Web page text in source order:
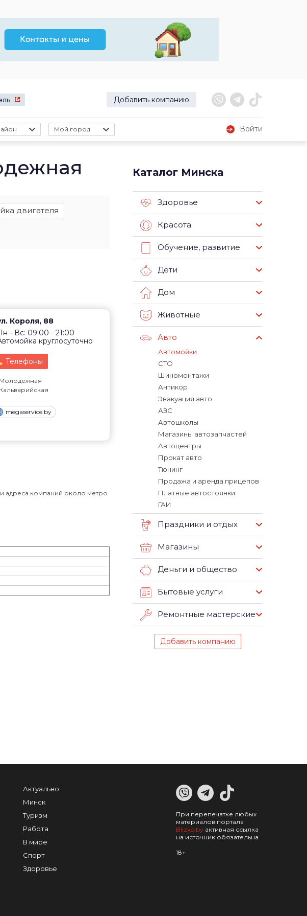
Добавить компанию
Мой город
Войти
двигателя
Короля, 88
- Вс: 09:00 - 21:00
круглосуточно
Телефоны
Молодежная
Кальварийская
megaservice.by
адреса компаний около метро
Каталог Минска
Здоровье
Красота
Обучение, развитие
Дети
Дом
Животные
Авто
Автомойки
СТО
Шиномонтажи
Антикор
Эвакуация авто
АЗС
Автошколы
Магазины автозапчастей
Автоцентры
Прокат авто
Тюнинг
Продажа и аренда прицепов
Платные автостоянки
ГАИ
Праздники и отдых
Магазины
Деньги и общество
Бытовые услуги
Ремонтные мастерские
Добавить компанию
Актуально
Минск
Туризм
Работа
В мире
Спорт
Здоровье
При перепечатке любых
материалов портала
Blizko.by активная ссылка
на источник обязательна
18+